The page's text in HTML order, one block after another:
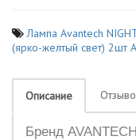
Лампа Avantech
(ярко-желтый свет) 2шт
Описание
Бренд AVANTECH